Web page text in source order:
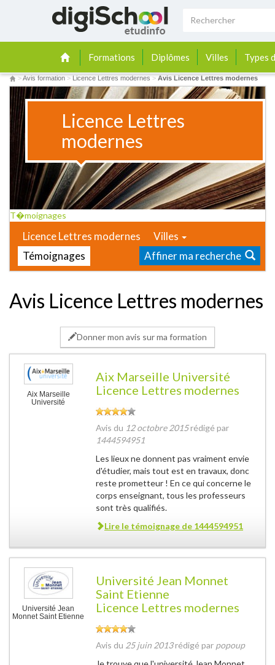
Formations Diplômes Villes Types
>Avis formation > Licence Lettres modernes > Avis Licence Lettres modernes
Licence Lettres
modernes
T�moignages
Licence Lettres modernes
Villes
Témoignages
Affiner ma recherche
Avis Licence Lettres modernes
Donner mon avis sur ma formation
Aix Marseille
Université
Aix Marseille Université
Licence Lettres modernes
Avis du 12 octobre 2015rédigé par
1444594951
Les lieux ne donnent pas vraiment envie
d'étudier, mais tout est en travaux, donc
reste prometteur ! En ce qui concerne le
corps enseignant, tous les professeurs
sont très qualifiés.
Lire le témoignage de 1444594951
Université Jean
Monnet Saint Etienne
Université Jean Monnet
Saint Etienne
Licence Lettres modernes
Avis du 25 juin 2013rédigé par popoup